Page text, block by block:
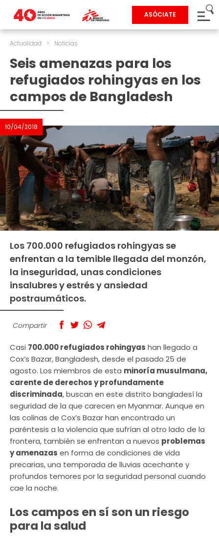
ASÓCIATE
Actualidad > Noticias
Seis amenazas para los
refugiados rohingyas en los
campos de Bangladesh
10/04/2018
Los 700.000 refugiados rohingyas se
enfrentan a la temible llegada del monzón,
la inseguridad, unas condiciones
insalubres y estrés y ansiedad
postraumáticos.
Compartir
Casi 700.000 refugiados rohingyas han llegado a
Cox’s Bazar, Bangladesh, desde el pasado 25 de
agosto. Los miembros de esta minoría musulmana,
carente de derechos y profundamente
discriminada, buscan en este distrito bangladesí la
seguridad de la que carecen en Myanmar. Aunque en
las colinas de Cox’s Bazar han encontrado un
paréntesis a la violencia que sufrían al otro lado de la
frontera, también se enfrentan a nuevos problemas
y amenazas en forma de condiciones de vida
precarias, una temporada de lluvias acechante y
profundos temores por la seguridad personal cuando
cae la noche.
Los campos en sí son un riesgo
para la salud